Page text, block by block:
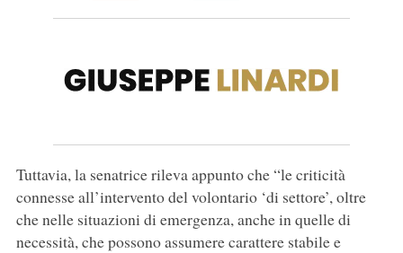
Tuttavia, la senatrice rileva appunto che “le criticità
connesse all’intervento del volontario ‘di settore’, oltre
che nelle situazioni di emergenza, anche in quelle di
necessità, che possono assumere carattere stabile e